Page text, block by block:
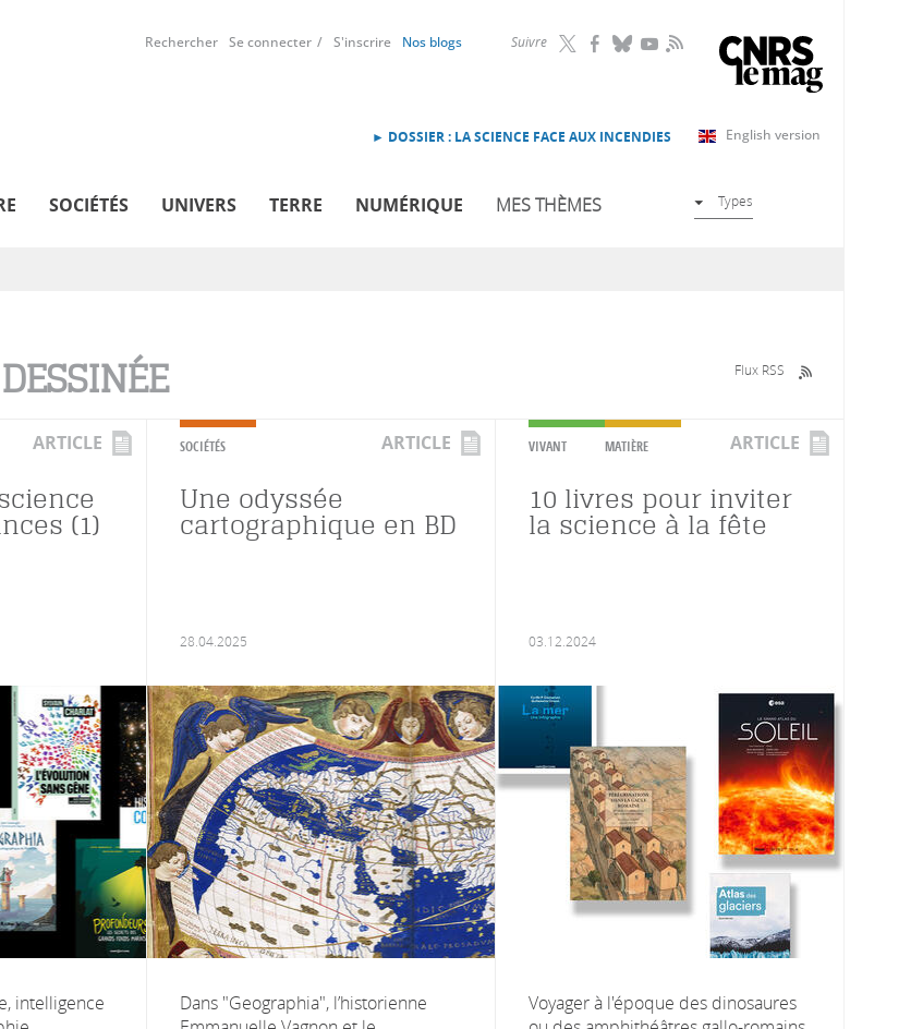
Suivre RSS
Rechercher Se connecter S'inscrire Nos blogs
English version
► DOSSIER : LA SCIENCE FACE AUX INCENDIES
SOCIÉTÉS UNIVERS TERRE NUMÉRIQUE MES THÈMES Types
Flux RSS
ARTICLE
(1)
intelligence
SOCIÉTÉS ARTICLE
Une odyssée
cartographique en BD
28.04.2025
Dans "Geographia", l’historienne
VIVANT MATIÈRE ARTICLE
10 livres pour inviter
la science à la fête
03.12.2024
Voyager à l'époque des dinosaures